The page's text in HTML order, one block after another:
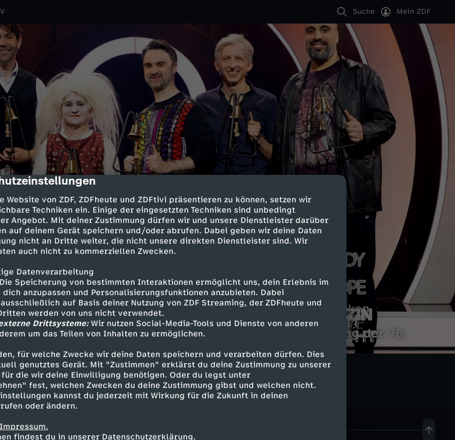
Website von ZDF, ZDFheute und ZDFtivi präsentieren zu können, setzen wir
Techniken ein. Einige der eingesetzten Techniken sind unbedingt
Angebot. Mit deiner Zustimmung dürfen wir und unsere Dienstleister darüber
auf deinem Gerät speichern und/oder abrufen. Dabei geben wir deine Daten
nicht an Dritte weiter, die nicht unsere direkten Dienstleister sind. Wir
auch nicht zu kommerziellen Zwecken.
Datenverarbeitung
Speicherung von bestimmten Interaktionen ermöglicht uns, dein Erlebnis im
dich anzupassen und Personalisierungsfunktionen anzubieten. Dabei
auf Basis deiner Nutzung von ZDF Streaming, der ZDFheute und
werden von uns nicht verwendet.
Drittsysteme:Wir nutzen Social-Media-Tools und Dienste von anderen
um das Teilen von Inhalten zu ermöglichen.
für welche Zwecke wir deine Daten speichern und verarbeiten dürfen. Dies
genutztes Gerät. Mit "Zustimmen" erklärst du deine Zustimmung zu unserer
die wir deine Einwilligung benötigen. Oder du legst unter
fest, welchen Zwecken du deine Zustimmung gibst und welchen nicht.
kannst du jederzeit mit Wirkung für die Zukunft in deinen
oder ändern.
findest du in unserer Datenschutzerklärung.
Suche Mein ZDF
2026
D
i
e
T
a
C
m
e
Bühnenprogramm Stand up
Die Carolin Kebekus Show Kabarett aus Franken
T
i
l
l
Allein mit dem Mikro
D
i
e
A
Was gibt es Neues?
Noch 6
K
a
r
Z
D
F
Urban Priol: TILT 2025 - Der
Jahresrückblick
B
o
Ab 05.12.26
W
e
t
Die Preisverleihung der 76.
Berlinale